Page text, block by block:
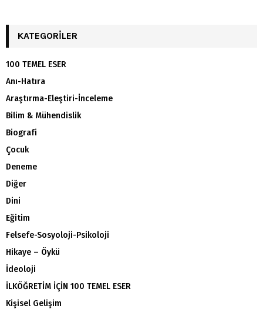
KATEGORILER
100 TEMEL ESER
Anı-Hatıra
Araştırma-Eleştiri-İnceleme
Bilim & Mühendislik
Biografi
Çocuk
Deneme
Diğer
Dini
Eğitim
Felsefe-Sosyoloji-Psikoloji
Hikaye – Öykü
İdeoloji
İLKÖĞRETİM İÇİN 100 TEMEL ESER
Kişisel Gelişim